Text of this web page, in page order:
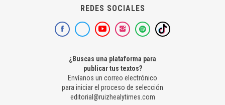
REDES SOCIALES
¿Buscas una plataforma para
publicar tus textos?
Envíanos un correo electrónico
para iniciar el proceso de selección
editorial@ruizhealytimes.com